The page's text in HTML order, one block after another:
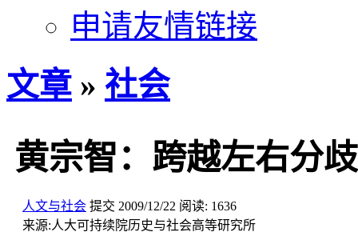
申请友情链接
文章 » 社会
黄宗智：跨越左右分
人文与社会 提交 2009/12/22 阅读: 1636
来源:人大可持续院历史与社会高等研究所